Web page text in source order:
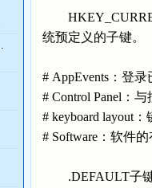
统预定义的子键。
# AppEvents：登
# Control Panel：
# keyboard layout
# Software：软件
.DEFAULT子键